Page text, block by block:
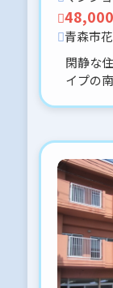
松原通
コン
内見
てい
新城
３
定
駐車
内見
青森市
閑静な
イプの